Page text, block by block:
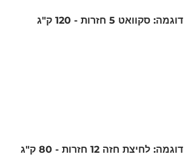
דוגמה: סקוואט 5 חזרות - 120 ק"ג
דוגמה: לחיצת חזה 12 חזרות - 80 ק"ג